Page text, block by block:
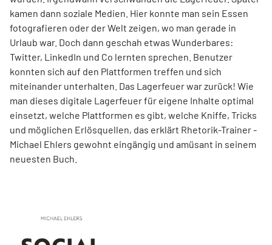
kamen dann soziale Medien. Hier konnte man sein Essen
fotografieren oder der Welt zeigen, wo man gerade in
Urlaub war. Doch dann geschah etwas Wunderbares:
Twitter, LinkedIn und Co lernten sprechen. Benutzer
konnten sich auf den Plattformen treffen und sich
miteinander unterhalten. Das Lagerfeuer war zurück! Wie
man dieses digitale Lagerfeuer für eigene Inhalte optimal
einsetzt, welche Plattformen es gibt, welche Kniffe, Tricks
und möglichen Erlösquellen, das erklärt Rhetorik-Trainer ­
Michael Ehlers gewohnt eingängig und amüsant in seinem
neuesten Buch.